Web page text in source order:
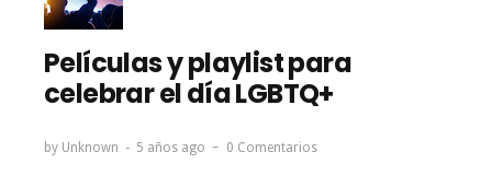
Películas y playlist para
celebrar el día LGBTQ+
by Unknown 5 años ago 0 Comentarios